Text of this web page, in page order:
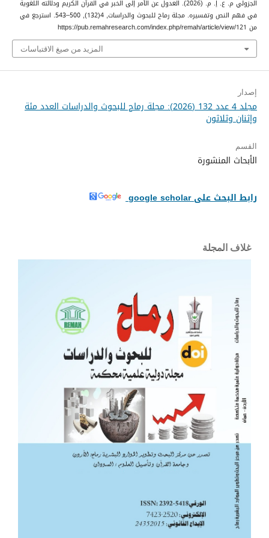
الجزولي م. ع. إ. م. (2026). العدول عن الأمر إلى الخبر في القرآن الكريم ودلالته اللغوية
في فهم النص وتفسيره. مجلة رماح للبحوث والدراسات,
4
(132), 500–543. استرجع في
من https://pub.remahresearch.com/index.php/remah/article/view/121
المزيد من صيغ الاقتباسات
إصدار
مجلد 4 عدد 132 (2026): مجلة رماح للبحوث والدراسات العدد مئة
وإثنان وثلاثون
القسم
الأبحاث المنشورة
رابط البحث على google scholar
غلاف المجلة